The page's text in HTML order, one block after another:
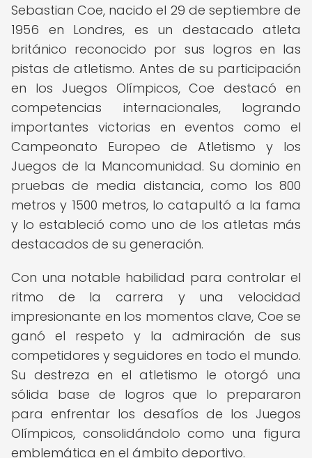
Sebastian Coe, nacido el 29 de septiembre de
1956 en Londres, es un destacado atleta
británico reconocido por sus logros en las
pistas de atletismo. Antes de su participación
en los Juegos Olímpicos, Coe destacó en
competencias internacionales, logrando
importantes victorias en eventos como el
Campeonato Europeo de Atletismo y los
Juegos de la Mancomunidad. Su dominio en
pruebas de media distancia, como los 800
metros y 1500 metros, lo catapultó a la fama
y lo estableció como uno de los atletas más
destacados de su generación.
Con una notable habilidad para controlar el
ritmo de la carrera y una velocidad
impresionante en los momentos clave, Coe se
ganó el respeto y la admiración de sus
competidores y seguidores en todo el mundo.
Su destreza en el atletismo le otorgó una
sólida base de logros que lo prepararon
para enfrentar los desafíos de los Juegos
Olímpicos, consolidándolo como una figura
emblemática en el ámbito deportivo.